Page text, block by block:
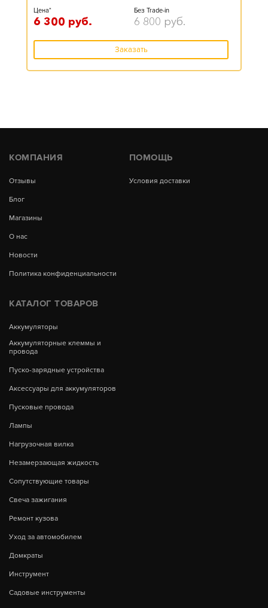
Цена*
6 300 руб.
Без Trade-in
6 800 руб.
Заказать
КОМПАНИЯ
Отзывы
Блог
Магазины
О нас
Новости
Политика конфиденциальности
ПОМОЩЬ
Условия доставки
КАТАЛОГ ТОВАРОВ
Аккумуляторы
Аккумуляторные клеммы и
провода
Пуско-зарядные устройства
Аксессуары для аккумуляторов
Пусковые провода
Лампы
Нагрузочная вилка
Незамерзающая жидкость
Сопутствующие товары
Свеча зажигания
Ремонт кузова
Уход за автомобилем
Домкраты
Инструмент
Садовые инструменты